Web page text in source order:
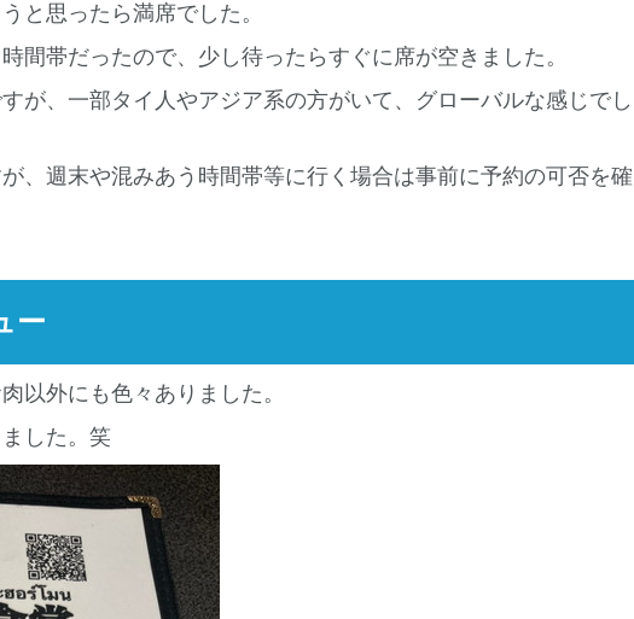
と思ったら満席でした。
間帯だったので、少し待ったらすぐに席が空きました。
が、一部タイ人やアジア系の方がいて、グローバルな感じでし
、週末や混みあう時間帯等に行く場合は事前に予約の可否を確
ー
以外にも色々ありました。
した。笑